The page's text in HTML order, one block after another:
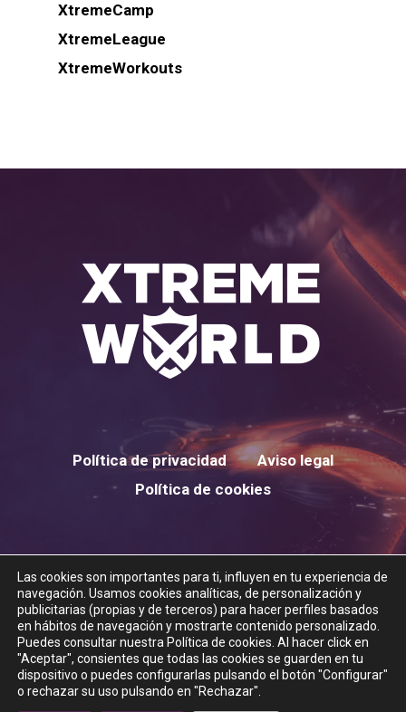
XtremeCamp
XtremeLeague
XtremeWorkouts
Política de privacidad
Aviso legal
Política de cookies
twitter instagram
© 2026 XTREME WORLD.
Las cookies son importantes para ti, influyen en tu experiencia de
navegación. Usamos cookies analíticas, de personalización y
publicitarias (propias y de terceros) para hacer perfiles basados
en hábitos de navegación y mostrarte contenido personalizado.
Puedes consultar nuestra Política de cookies. Al hacer click en
"Aceptar", consientes que todas las cookies se guarden en tu
dispositivo o puedes configurarlas pulsando el botón "Configurar"
o rechazar su uso pulsando en "Rechazar".